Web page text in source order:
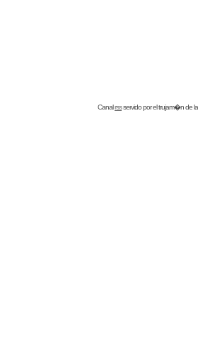
Canalrssservido por eltrujam�nde